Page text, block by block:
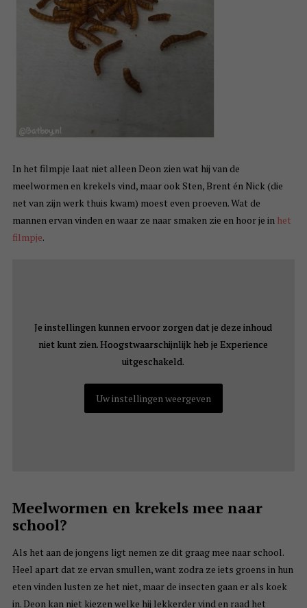
In het filmpje laat niet alleen Deon zien wat hij van de
meelwormen en krekels vind, maar ook Sten, Brent én Nick (die
net van zijn werk thuis kwam) moest even proeven. Wat de
mannen ervan vinden en waar ze naar smaken zie en hoor je in het
filmpje.
Je instellingen kunnen ervoor zorgen dat je deze inhoud
niet kunt zien. Hoogstwaarschijnlijk heb je Experience
uitgeschakeld.
Uw instellingen weergeven
Je instellingen kunnen ervoor zorgen dat je deze inhoud
niet kunt zien. Hoogstwaarschijnlijk heb je Experience
uitgeschakeld.
Uw instellingen weergeven
Meelwormen en krekels mee naar
school?
Als het aan de jongens ligt nemen ze dit graag mee naar school.
Heel apart dat ze ervan smullen, want zodra ze iets groens in hun
eten vinden lusten ze het niet, maar de insecten gaan er als koek
in. Deon kan niet kiezen welke hij lekkerder vind en raad het